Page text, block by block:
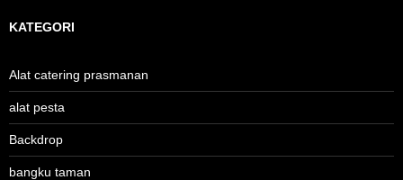
KATEGORI
Alat catering prasmanan
alat pesta
Backdrop
bangku taman